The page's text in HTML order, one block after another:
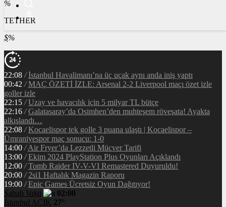
%
TETHER
$%
22:08 / İstanbul Havalimanı’na üç uçak aynı anda iniş yaptı
00:42 / MAÇ ÖZETİ İZLE: Arsenal 2-2 Liverpool maçı özet izle
goller izle
22:15 / Uzay ve havacılık için 5 milyar TL bütçe
22:16 / Galatasaray’da Osimhen’den muhteşem röveşata! Ayakta
alkışlandı…
22:08 / Kocaelispor tek golle 3 puana ulaştı | Kocaelispor –
Ümraniyespor maç sonucu: 1-0
14:00 / Air Fryer’da Lezzetli Mücver Tarifi
13:00 / Ekim 2024 PlayStation Plus Oyunları Açıklandı
12:00 / Tomb Raider IV-V-VI Remastered Duyuruldu!
20:00 / 2si1 Haftalık Magazin Raporu
19:00 / Epic Games Ücretsiz Oyun Dağıtıyor!
Sabah Vakti
02:00
İstanbul AÇIK 27°